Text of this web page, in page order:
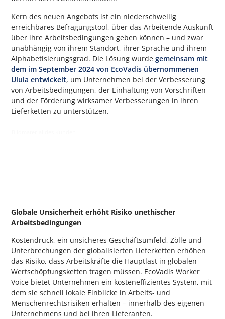
Kern des neuen Angebots ist ein niederschwellig
erreichbares Befragungstool, über das Arbeitende Auskunft
über ihre Arbeitsbedingungen geben können – und zwar
unabhängig von ihrem Standort, ihrer Sprache und ihrem
Alphabetisierungsgrad. Die Lösung wurdegemeinsam mit
dem im September 2024 von EcoVadis übernommenen
Ulula entwickelt, um Unternehmen bei der Verbesserung
von Arbeitsbedingungen, der Einhaltung von Vorschriften
und der Förderung wirksamer Verbesserungen in ihren
Lieferketten zu unterstützen.
Globale Unsicherheit erhöht Risiko unethischer
Arbeitsbedingungen
Kostendruck, ein unsicheres Geschäftsumfeld, Zölle und
Unterbrechungen der globalisierten Lieferketten erhöhen
das Risiko, dass Arbeitskräfte die Hauptlast in globalen
Wertschöpfungsketten tragen müssen. EcoVadis Worker
Voice bietet Unternehmen ein kosteneffizientes System, mit
dem sie schnell lokale Einblicke in Arbeits- und
Menschenrechtsrisiken erhalten – innerhalb des eigenen
Unternehmens und bei ihren Lieferanten.